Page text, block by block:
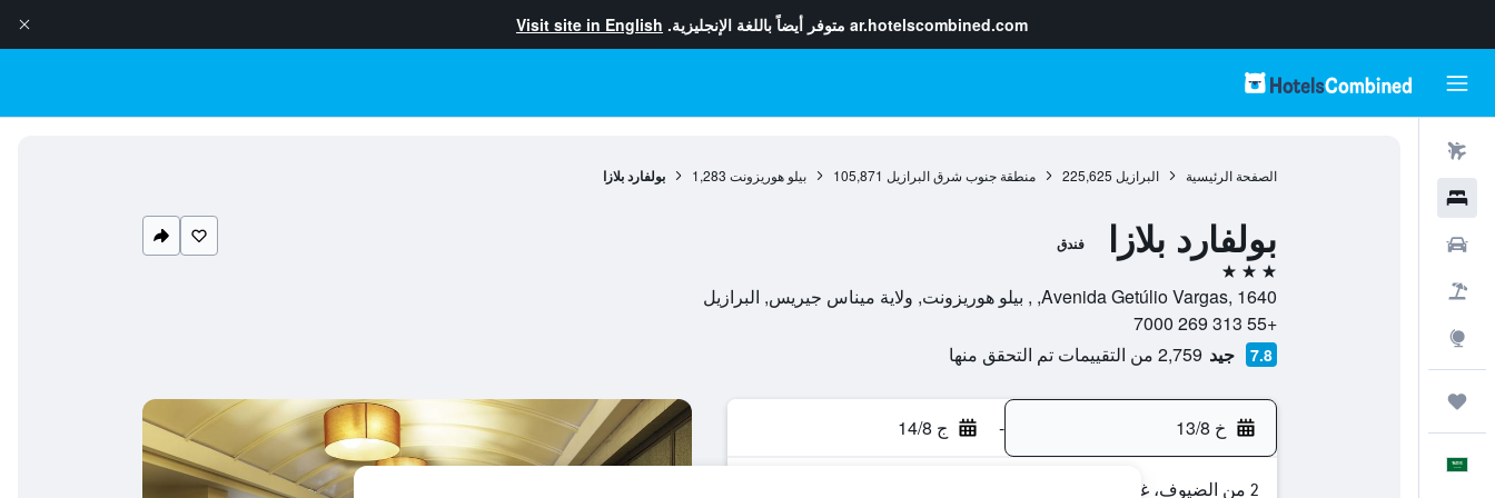
ar.hotelscombined.com متوفر أيضاً باللغة الإنجليزية. Visit site in English
الصفحة الرئيسية البرازيل 225,625 منطقة جنوب شرق البرازيل 105,871 بيلو هوريزونت 1,283 بولفارد بلازا
بولفارد بلازا فندق
3 نجوم
Avenida Getúlio Vargas, 1640, , بيلو هوريزونت, ولاية ميناس جيريس, البرازيل
+55 313 269 7000
7.8 جيد 2,759 من التقييمات تم التحقق منها
خ 13/8 - ج 14/8
2 من الضيوف، غرفة واحدة